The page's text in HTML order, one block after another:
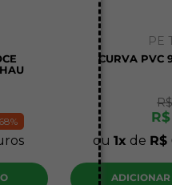
68%
PE
CURVA PVC
R$
ou 1 de R$